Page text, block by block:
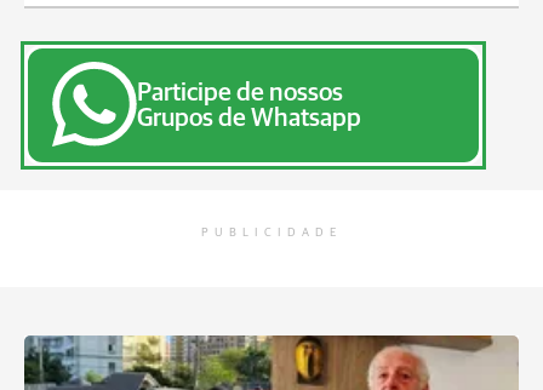
Participe de nossos
Grupos de Whatsapp
PUBLICIDADE